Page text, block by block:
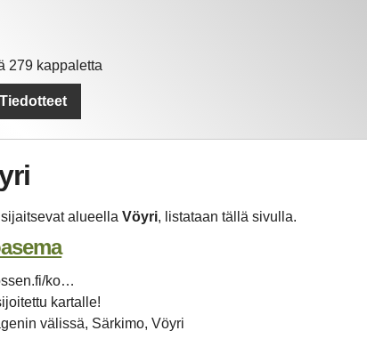
279 kappaletta
Tiedotteet
sijaitsevat alueellaVöyri, listataan tällä sivulla.
ko…
kartalle!
välissä, Särkimo, Vöyri